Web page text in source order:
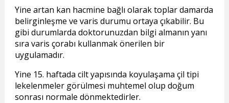
Yine artan kan hacmine bağlı olarak toplar damarda
belirginleşme ve varis durumu ortaya çıkabilir. Bu
gibi durumlarda doktorunuzdan bilgi almanın yanı
sıra varis çorabı kullanmak önerilen bir
uygulamadır.
Yine 15. haftada cilt yapısında koyulaşama çil tipi
lekelenmeler görülmesi muhtemel olup doğum
sonrası normale dönmektedirler.